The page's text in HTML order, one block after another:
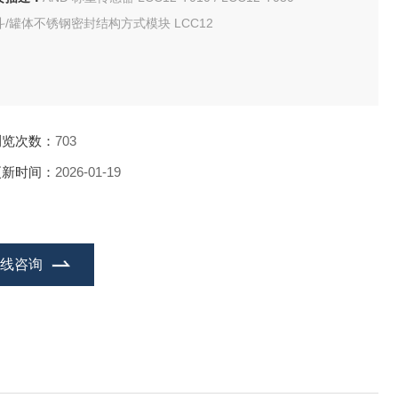
/罐体不锈钢密封结构方式模块 LCC12
次数： 703
时间： 2026-01-19
咨询